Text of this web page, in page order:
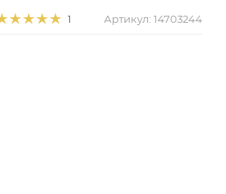
1 Артикул: 14703244